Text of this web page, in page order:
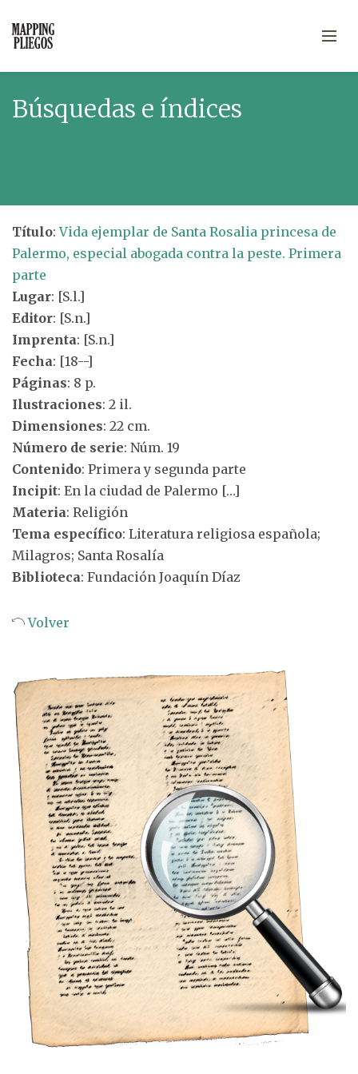
Búsquedas e índices
Título:Vida ejemplar de Santa Rosalia princesa de
Palermo, especial abogada contra la peste. Primera
parte
Lugar: [S.l.]
Editor: [S.n.]
Imprenta: [S.n.]
Fecha: [18--]
Páginas: 8 p.
Ilustraciones: 2 il.
Dimensiones: 22 cm.
Número de serie: Núm. 19
Contenido: Primera y segunda parte
Incipit: En la ciudad de Palermo […]
Materia: Religión
Tema específico: Literatura religiosa española;
Milagros; Santa Rosalía
Biblioteca: Fundación Joaquín Díaz
Volver